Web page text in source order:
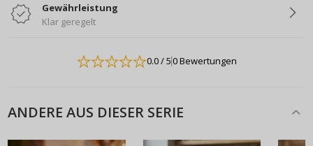
Gewährleistung
Klar geregelt
0.0/ 50 Bewertungen
ANDERE AUS DIESER SERIE